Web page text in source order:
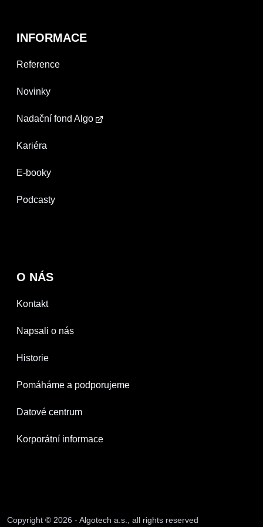
INFORMACE
Reference
Novinky
Nadační fond Algo
Kariéra
E-booky
Podcasty
O NÁS
Kontakt
Napsali o nás
Historie
Pomáháme a podporujeme
Datové centrum
Korporátní informace
Copyright © 2026 - Algotech a.s., all rights reserved